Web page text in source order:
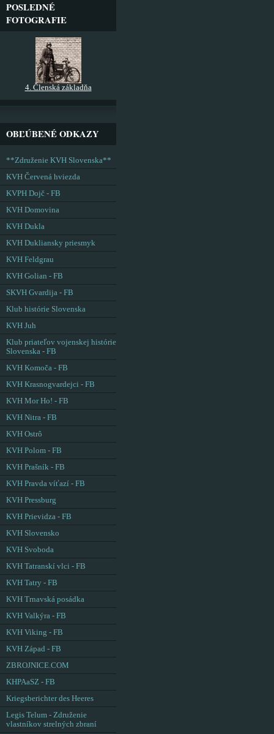
POSLEDNÉ
FOTOGRAFIE
4. Členská základňa
OBĽÚBENÉ ODKAZY
**Združenie KVH Slovenska**
KVH Červená hviezda
KVPH Dojč - FB
KVH Domovina
KVH Dukla
KVH Dukliansky priesmyk
KVH Feldgrau
KVH Golian - FB
SKVH Gvardija - FB
Klub histórie Slovenska
KVH Juh
Klub priateľov vojenskej histórie
Slovenska - FB
KVH Komoča - FB
KVH Krasnogvardejci - FB
KVH Mor Ho! - FB
KVH Nitra - FB
KVH Ostrô
KVH Polom - FB
KVH Prašník - FB
KVH Pravda víťazí - FB
KVH Pressburg
KVH Prievidza - FB
KVH Slovensko
KVH Svoboda
KVH Tatranskí vlci - FB
KVH Tatry - FB
KVH Trnavská posádka
KVH Valkýra - FB
KVH Viking - FB
KVH Západ - FB
ZBROJNICE.COM
KHPAaSZ - FB
Kriegsberichter des Heeres
Legis Telum - Združenie
vlastníkov strelných zbraní